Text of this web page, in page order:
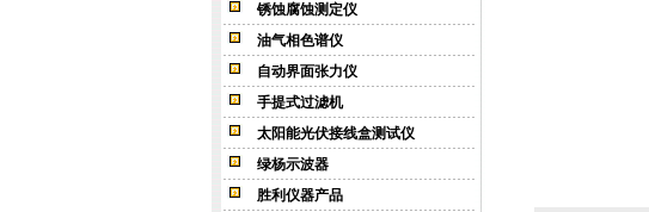
锈蚀腐蚀测定仪
油气相色谱仪
自动界面张力仪
手提式过滤机
太阳能光伏接线盒测试仪
绿杨示波器
胜利仪器产品